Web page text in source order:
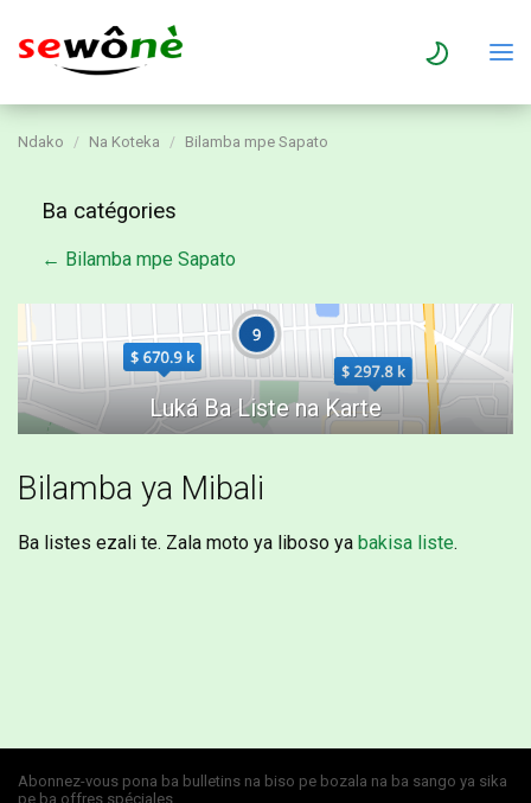
Ndako Na Koteka Bilamba mpe Sapato
Ba catégories
← Bilamba mpe Sapato
Bilamba ya Mibali
Ba listes ezali te. Zala moto ya liboso ya bakisa liste.
Abonnez-vous pona ba bulletins na biso pe bozala na ba sango ya sika
pe ba offres spéciales.